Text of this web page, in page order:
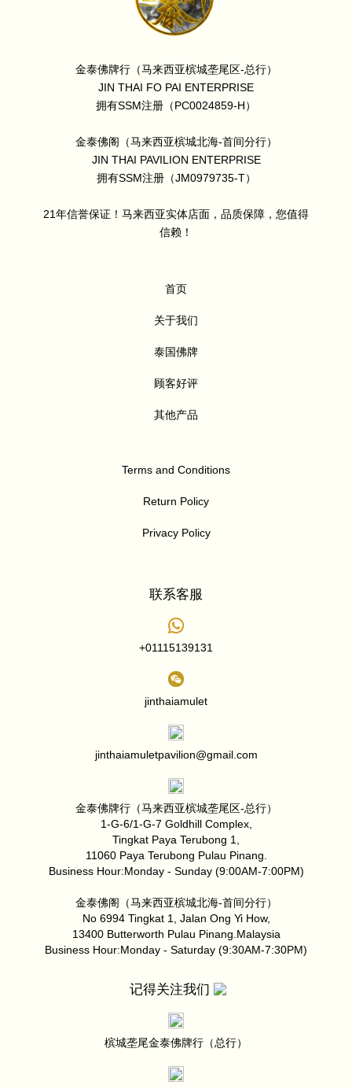
金泰佛牌行（马来西亚槟城垄尾区-总行）
JIN THAI FO PAI ENTERPRISE
拥有SSM注册（PC0024859-H）
金泰佛阁（马来西亚槟城北海-首间分行）
JIN THAI PAVILION ENTERPRISE
拥有SSM注册（JM0979735-T）
21年信誉保证！马来西亚实体店面，品质保障，您值得
信赖！
首页
关于我们
泰国佛牌
顾客好评
其他产品
Terms and Conditions
Return Policy
Privacy Policy
联系客服
+01115139131
jinthaiamulet
jinthaiamuletpavilion@gmail.com
金泰佛牌行（马来西亚槟城垄尾区-总行）
1-G-6/1-G-7 Goldhill Complex,
Tingkat Paya Terubong 1,
11060 Paya Terubong Pulau Pinang.
Business Hour:Monday - Sunday (9:00AM-7:00PM)
金泰佛阁（马来西亚槟城北海-首间分行）
No 6994 Tingkat 1, Jalan Ong Yi How,
13400 Butterworth Pulau Pinang.Malaysia
Business Hour:Monday - Saturday (9:30AM-7:30PM)
记得关注我们
槟城垄尾金泰佛牌行（总行）